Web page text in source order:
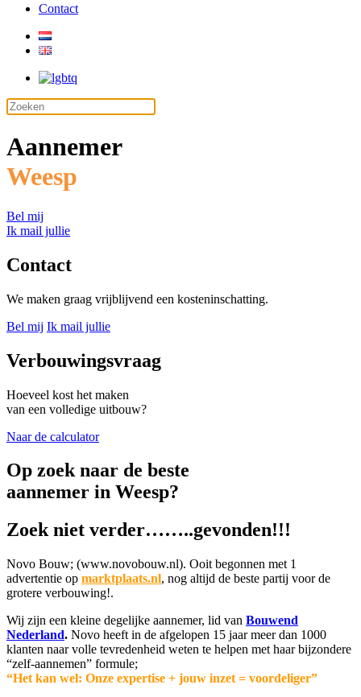
Contact
Aannemer
Weesp
Bel mij
Ik mail jullie
Contact
We maken graag vrijblijvend een kosteninschatting.
Bel mij Ik mail jullie
Verbouwingsvraag
Hoeveel kost het maken
van een volledige uitbouw?
Naar de calculator
Op zoek naar de beste
aannemer in Weesp?
Zoek niet verder……..gevonden!!!
Novo Bouw; (www.novobouw.nl). Ooit begonnen met 1
advertentie op marktplaats.nl, nog altijd de beste partij voor de
grotere verbouwing!.
Wij zijn een kleine degelijke aannemer, lid van Bouwend
Nederland. Novo heeft in de afgelopen 15 jaar meer dan 1000
klanten naar volle tevredenheid weten te helpen met haar bijzondere
“zelf-aannemen” formule;
“Het kan wel: Onze expertise + jouw inzet = voordeliger”